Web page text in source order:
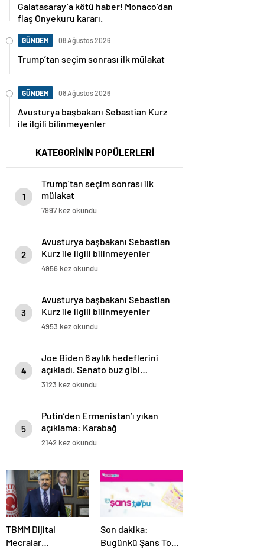
Galatasaray’a kötü haber! Monaco’dan
flaş Onyekuru kararı.
GÜNDEM 08 Ağustos 2026
Trump’tan seçim sonrası ilk mülakat
GÜNDEM 08 Ağustos 2026
Avusturya başbakanı Sebastian Kurz
ile ilgili bilinmeyenler
KATEGORİNİN POPÜLERLERİ
1
Trump’tan seçim sonrası ilk
mülakat
7997 kez okundu
2
Avusturya başbakanı Sebastian
Kurz ile ilgili bilinmeyenler
4956 kez okundu
3
Avusturya başbakanı Sebastian
Kurz ile ilgili bilinmeyenler
4953 kez okundu
4
Joe Biden 6 aylık hedeflerini
açıkladı. Senato buz gibi…
3123 kez okundu
5
Putin’den Ermenistan’ı yıkan
açıklama: Karabağ
Azerbaycan’ın ayrılmaz bir
2142 kez okundu
TBMM Dijital
Mecralar
Son dakika:
Bugünkü Şans Topu